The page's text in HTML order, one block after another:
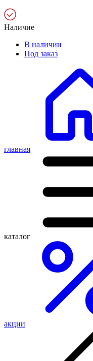
Наличие
В наличии
Под заказ
главная
каталог
акции